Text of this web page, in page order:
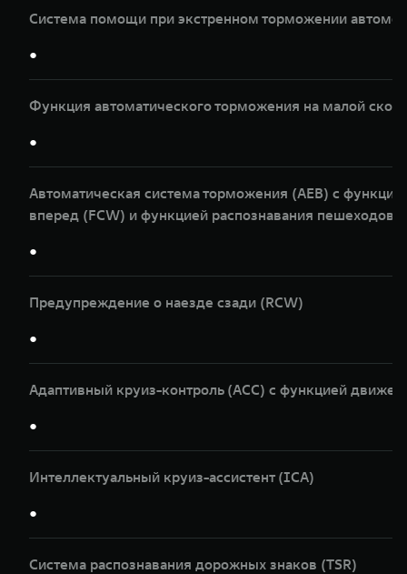
Система помощи при экстренном торможении
●
Функция автоматического торможения на малой
●
Автоматическая система торможения (AEB) с
вперед (FCW) и функцией распознавания пешеходов
●
Предупреждение о наезде сзади (RCW)
●
Адаптивный круиз-контроль (ACC) с функцией
●
Интеллектуальный круиз-ассистент (ICA)
●
Система распознавания дорожных знаков (TSR)